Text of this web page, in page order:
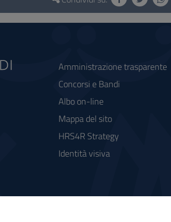
Amministrazione trasparente
Concorsi e Bandi
Albo on-line
Mappa del sito
HRS4R Strategy
Identità visiva